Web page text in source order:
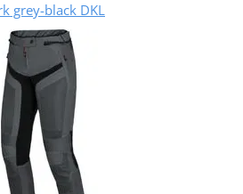
grey-black DKL